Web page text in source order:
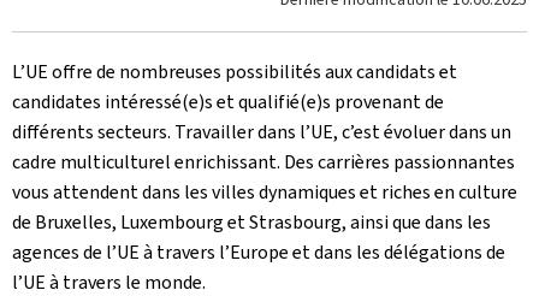
L’UE offre de nombreuses possibilités aux candidats et
candidates intéressé(e)s et qualifié(e)s provenant de
différents secteurs. Travailler dans l’UE, c’est évoluer dans un
cadre multiculturel enrichissant. Des carrières passionnantes
vous attendent dans les villes dynamiques et riches en culture
de Bruxelles, Luxembourg et Strasbourg, ainsi que dans les
agences de l’UE à travers l’Europe et dans les délégations de
l’UE à travers le monde.